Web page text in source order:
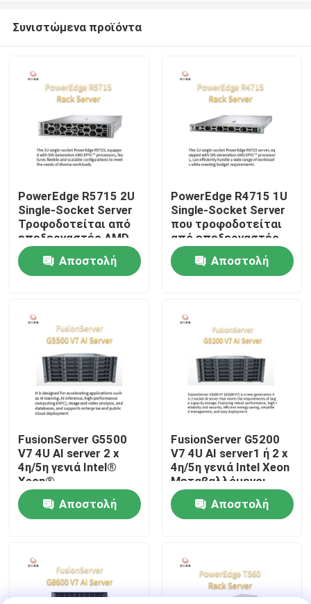
Σπίτι
Προϊόντα
Επισκέψεις στο εργοστάσιο
Έλεγχος ποιότητας
Επικοινωνήστε μαζί μας
Ειδήσεις
Υποθέσεις
Κεντρικός υπολογιστής αποθήκευσης ραφιών
Συνιστώμενα προϊόντα
PowerEdge R5715 2U
Single-Socket Server
Τροφοδοτείται από
επεξεργαστές AMD
EPYC 5ης γενιάς
Αποστολή
PowerEdge R4715 1U
Single-Socket Server
που τροφοδοτείται
από επεξεργαστές
AMD EPYC 5ης γενιάς
Αποστολή
FusionServer G5500
V7 4U AI server 2 x
4η/5η γενιά Intel®
Xeon®
Μεταβαλλόμενοι
επεξεργαστές
Αποστολή
FusionServer G5200
V7 4U AI server1 ή 2 x
4η/5η γενιά Intel Xeon
Μεταβαλλόμενοι
επεξεργαστές
Αποστολή